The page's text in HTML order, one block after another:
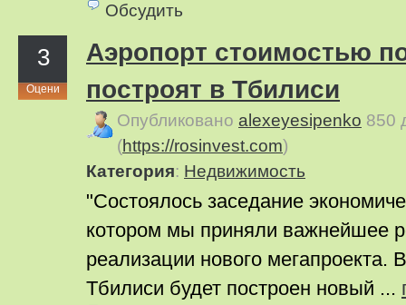
Обсудить
3
Оцени
Аэропорт стоимостью
построят в Тбилиси
Опубликовано alexeyesipenko 850
(https://rosinvest.com)
Категория: Недвижимость
"Состоялось заседание
котором мы приняли важнейшее
реализации нового мегапроекта.
Тбилиси будет построен новый ...